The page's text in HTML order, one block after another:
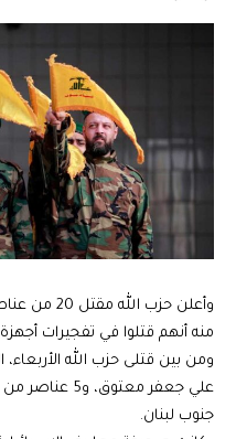
وأعلن حزب
منه أنهم قتلوا في تفجيرات
ومن بين قتلى حزب الله الأربعاء،
علي جعفر
جنوب لبنان.